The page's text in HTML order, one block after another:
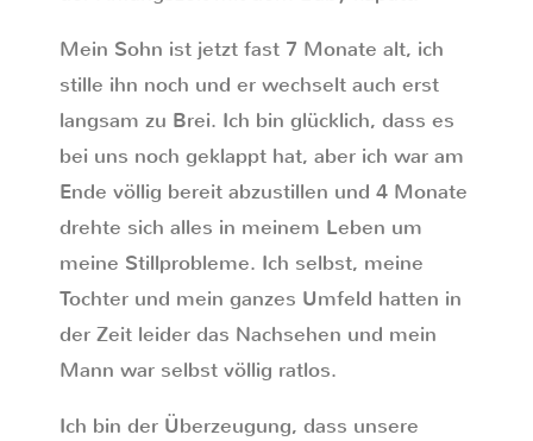
Mein Sohn ist jetzt fast 7 Monate alt, ich
stille ihn noch und er wechselt auch erst
langsam zu Brei. Ich bin glücklich, dass es
bei uns noch geklappt hat, aber ich war am
Ende völlig bereit abzustillen und 4 Monate
drehte sich alles in meinem Leben um
meine Stillprobleme. Ich selbst, meine
Tochter und mein ganzes Umfeld hatten in
der Zeit leider das Nachsehen und mein
Mann war selbst völlig ratlos.
Ich bin der Überzeugung, dass unsere